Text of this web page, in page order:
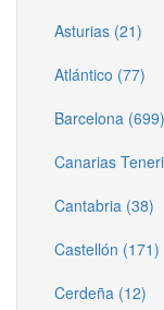
Asturias (21)
Atlántico (77)
Barcelona (699)
Canarias
Cantabria (38)
Castellón (171)
Cerdeña (12)